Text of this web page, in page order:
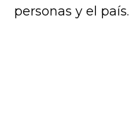
personas y el país.